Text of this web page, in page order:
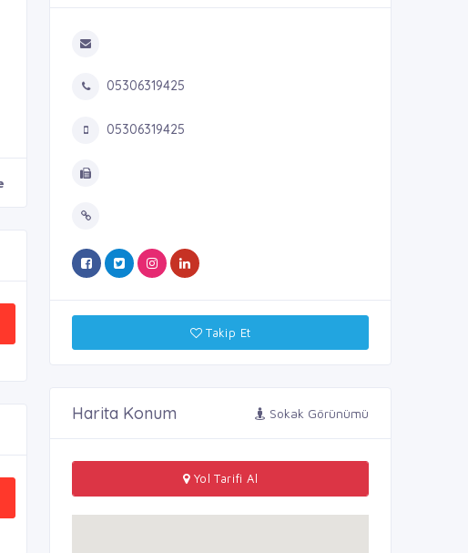
05306319425
05306319425
Takip Et
Harita Konum Sokak Görünümü
Yol Tarifi Al